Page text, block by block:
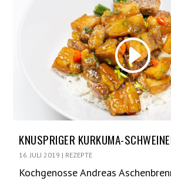
KNUSPRIGER KURKUMA-
16. JULI 2019 | REZEPTE
Kochgenosse Andreas